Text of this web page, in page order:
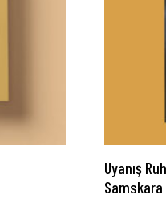
Uyanış